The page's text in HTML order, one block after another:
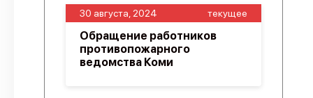
30 августа, 2024 текущее
Обращение работников
противопожарного
ведомства Коми